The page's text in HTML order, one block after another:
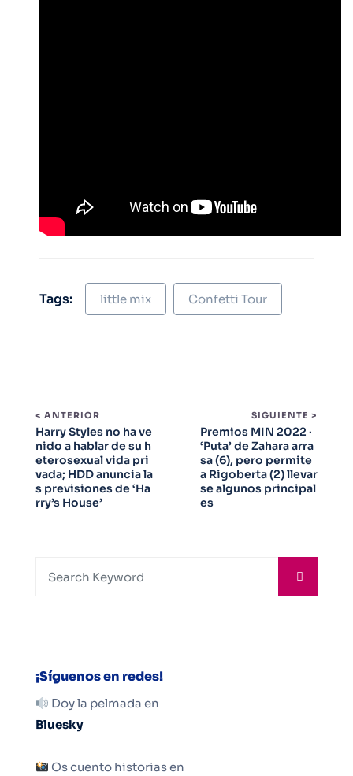
Tags: little mix Confetti Tour
< ANTERIOR
Harry Styles no ha ve
nido a hablar de su h
eterosexual vida pri
vada; HDD anuncia la
s previsiones de ‘Ha
rry’s House’
SIGUIENTE >
Premios MIN 2022 ·
‘Puta’ de Zahara arra
sa (6), pero permite
a Rigoberta (2) llevar
se algunos principal
es
¡Síguenos en redes!
Doy la pelmada en
Bluesky
Os cuento historias en